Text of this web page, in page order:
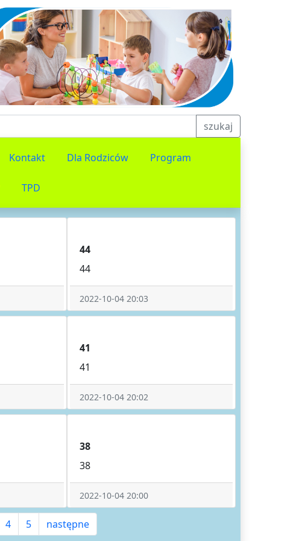
szukaj
Kontakt Dla Rodziców Program
TPD
44
44
2022-10-04 20:03
41
41
2022-10-04 20:02
38
38
2022-10-04 20:00
4 5 następne